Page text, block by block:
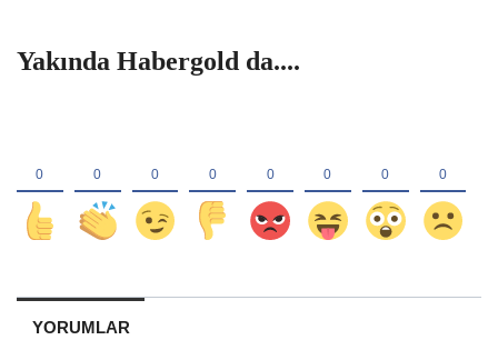
Yakında Habergold da....
YORUMLAR